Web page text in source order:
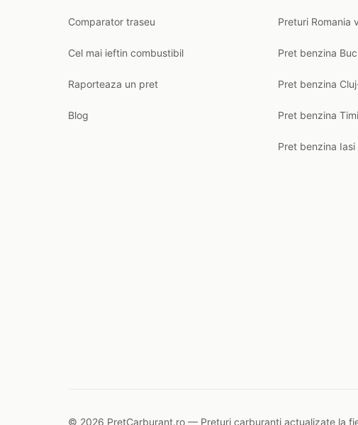
Comparator traseu
Cel mai ieftin combustibil
Raporteaza un pret
Blog
Preturi Romania
Pret benzina
Pret benzina
Pret benzina
Pret benzina Iasi
© 2026 PretCarburant.ro — Prețuri carburanți actualizate la